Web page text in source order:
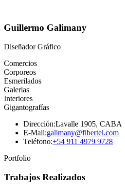
Guillermo Galimany
Diseñador Gráfico
Comercios
Corporeos
Esmerilados
Galerias
Interiores
Gigantografías
Dirección:Lavalle 1905, CABA
E-Mail:galimany@fibertel.com
Teléfono:+54 911 4979 9728
Portfolio
Trabajos Realizados